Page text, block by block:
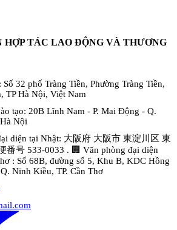
HỢP TÁC LAO ĐỘNG VÀ THƯƠNG
Số 32 phố Tràng Tiền, Phường Tràng Tiền,
TP Hà Nội, Việt Nam
tạo: 20B Lĩnh Nam - P. Mai Động - Q.
Nội
diện tại Nhật: 大阪府 大阪市 東淀川区 東
番号 533-0033 . 🏢 Văn phòng đại diện
: Số 68B, đường số 5, Khu B, KDC Hồng
Ninh Kiều, TP. Cần Thơ